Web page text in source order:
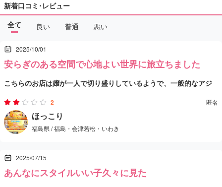
新着口コミ･レビュー
全て
良い 普通 悪い
2025/10/01
安らぎのある空間で心地よい世界に旅立ちました
こちらのお店は嬢が一人で切り盛りしているようで、一般的なアジ
アンエステの中でも少し特別な雰囲気があります。コースはABに分
かれており、私は思い切って120分コースを選びました。
料金は22,000円と確かに高めではありますが、担当してくれた女性
る部分も多かったです。
施術は泡洗体から始まり、その後は丁寧なマッサージへ。
2 匿名
ほっこり
福島県 / 福島・会津若松・いわき
2025/07/15
あんなにスタイルいい子久々に見た